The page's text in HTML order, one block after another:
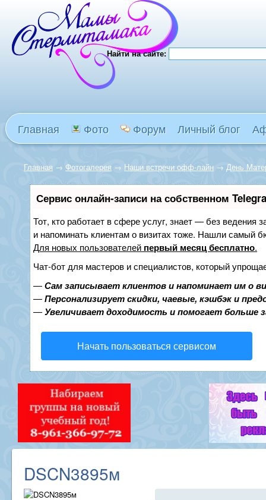
Найти на сайте:
Главная Фото Форум Личный блог
Главная → Фотогалерея → Наши встречи офф-лайн → День
Сервис онлайн-записи на собственном
Тот, кто работает в сфере услуг, знает — без ведения
и напоминать клиентам о визитах тоже. Нашли самый
Для новых пользователей первый месяц бесплатно.
Чат-бот для мастеров и специалистов, который
—Сам записывает клиентов и напоминает им о
—Персонализирует скидки, чаевые, кэшбэк и
—Увеличивает доходимость и помогает больше
Начать пользоваться сервисом
DSCN3895м